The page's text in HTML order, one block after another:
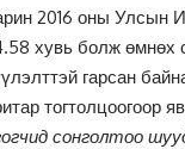
2016 оны Улсын
хувь болж өмнөх
гарсан
тогтолцоогоор
сонголтоо